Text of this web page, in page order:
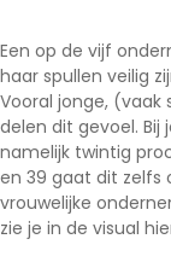
Een op de vijf
haar spullen veilig
Vooral jonge,
delen dit gevoel.
namelijk twintig
en 39 gaat dit zelfs
vrouwelijke
zie je in de visual